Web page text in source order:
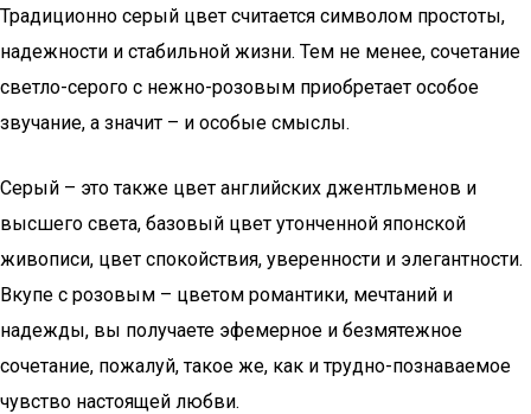
Традиционно серый цвет считается символом простоты,
надежности и стабильной жизни. Тем не менее, сочетание
светло-серого с нежно-розовым приобретает особое
звучание, а значит – и особые смыслы.
Серый – это также цвет английских джентльменов и
высшего света, базовый цвет утонченной японской
живописи, цвет спокойствия, уверенности и элегантности.
Вкупе с розовым – цветом романтики, мечтаний и
надежды, вы получаете эфемерное и безмятежное
сочетание, пожалуй, такое же, как и трудно-познаваемое
чувство настоящей любви.